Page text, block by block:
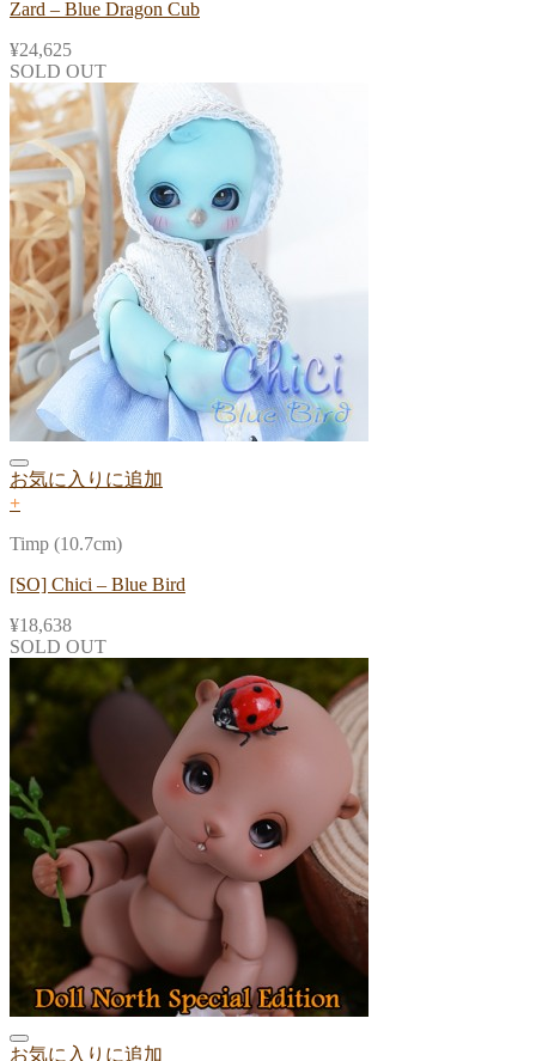
Zard – Blue Dragon Cub
¥24,625
SOLD OUT
お気に入りに追加
+
Timp (10.7cm)
[SO] Chici – Blue Bird
¥18,638
SOLD OUT
お気に入りに追加